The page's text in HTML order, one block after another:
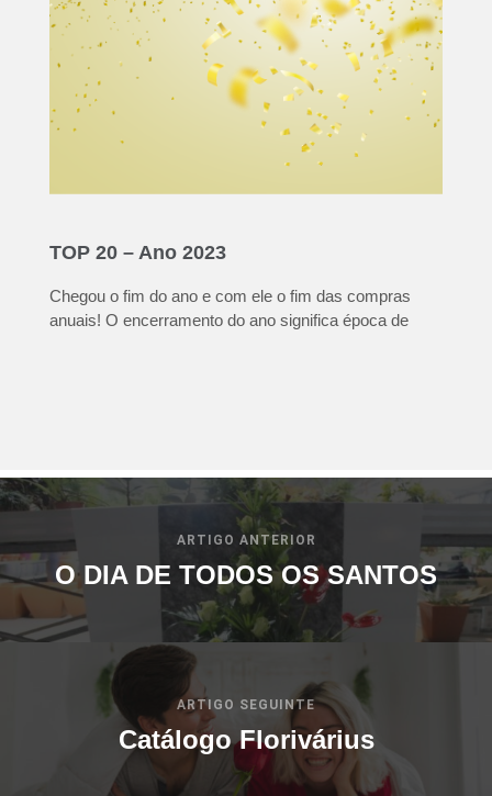
TOP 20 – Ano 2023
Chegou o fim do ano e com ele o fim das compras
anuais! O encerramento do ano significa época de
ARTIGO ANTERIOR
O DIA DE TODOS OS SANTOS
ARTIGO SEGUINTE
Catálogo Florivárius